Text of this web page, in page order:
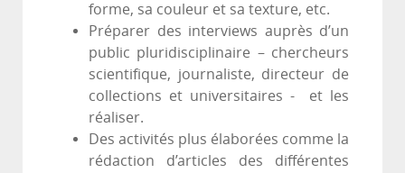
forme, sa couleur et sa texture, etc.
Préparer des interviews auprès d’un
public pluridisciplinaire – chercheurs
scientifique, journaliste, directeur de
collections et universitaires - et les
réaliser.
Des activités plus élaborées comme la
rédaction d’articles des différentes